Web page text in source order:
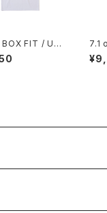
BOX FIT / U
TEE (WHIT
7.1